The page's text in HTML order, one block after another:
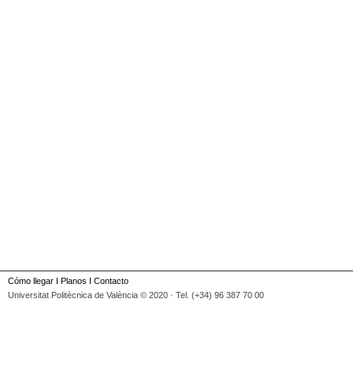
Cómo llegar I Planos I Contacto
Universitat Politècnica de València © 2020 · Tel. (+34) 96 387 70 00